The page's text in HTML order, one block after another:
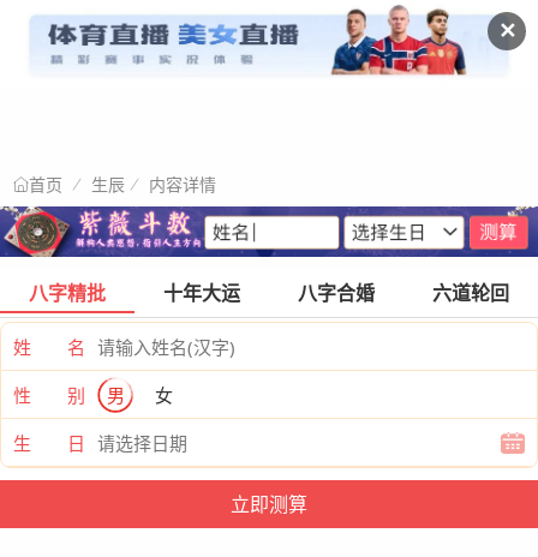
✕
首页 生辰 内容详情
八字精批 十年大运 八字合婚 六道轮回
姓 名
性 别
男
女
生 日